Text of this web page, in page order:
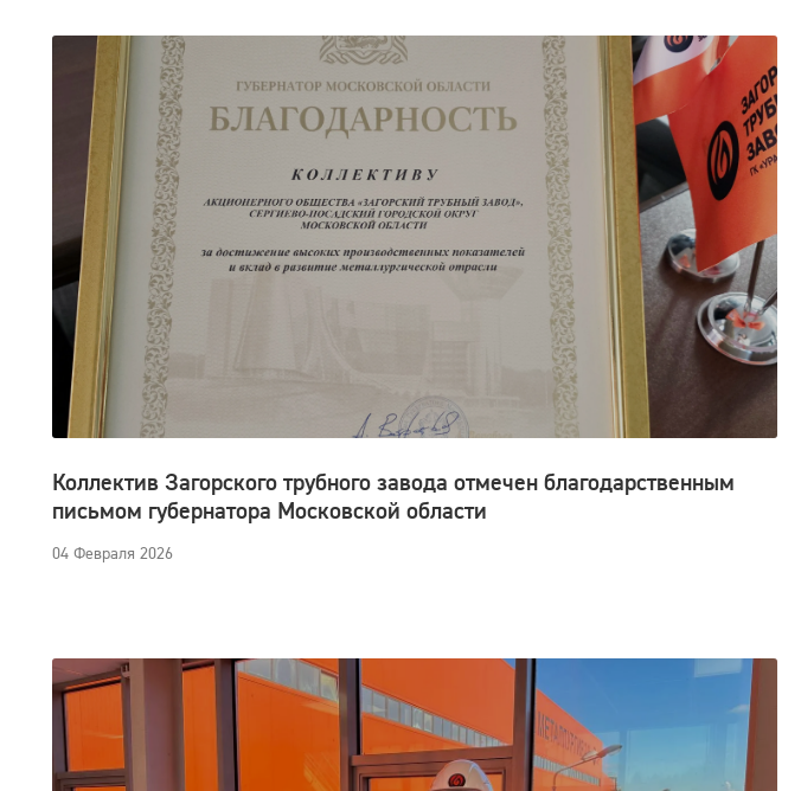
Коллектив Загорского трубного завода отмечен благодарственным
письмом губернатора Московской области
04 Февраля 2026